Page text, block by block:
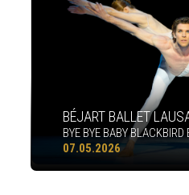
BÉJART BALLET
BYE BYE BABY
07.05.2026